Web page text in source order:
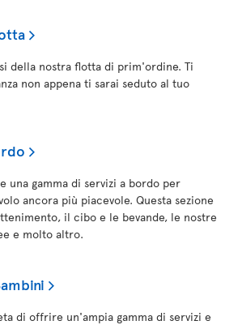
della nostra flotta di prim'ordine. Ti
non appena ti sarai seduto al tuo
una gamma di servizi a bordo per
ancora più piacevole. Questa sezione
il cibo e le bevande, le nostre
e molto altro.
di offrire un'ampia gamma di servizi e